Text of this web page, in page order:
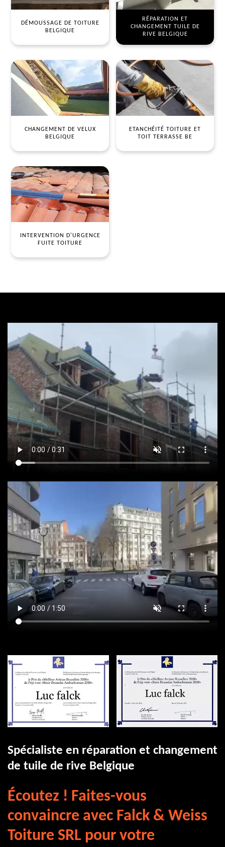
DÉMOUSSAGE DE TOITURE
BELGIQUE
RÉPARATION ET
CHANGEMENT TUILE DE
RIVE BELGIQUE
CHANGEMENT DE VELUX
BELGIQUE
ETANCHÉITÉ TOITURE ET
TOIT TERRASSE BE
INTERVENTION D'URGENCE
FUITE TOITURE
Spécialiste en réparation et changement
de tuile de rive Belgique
Écoutez ! Faites-vous
convaincre avec Falck & Weiss
Toiture SRL pour votre